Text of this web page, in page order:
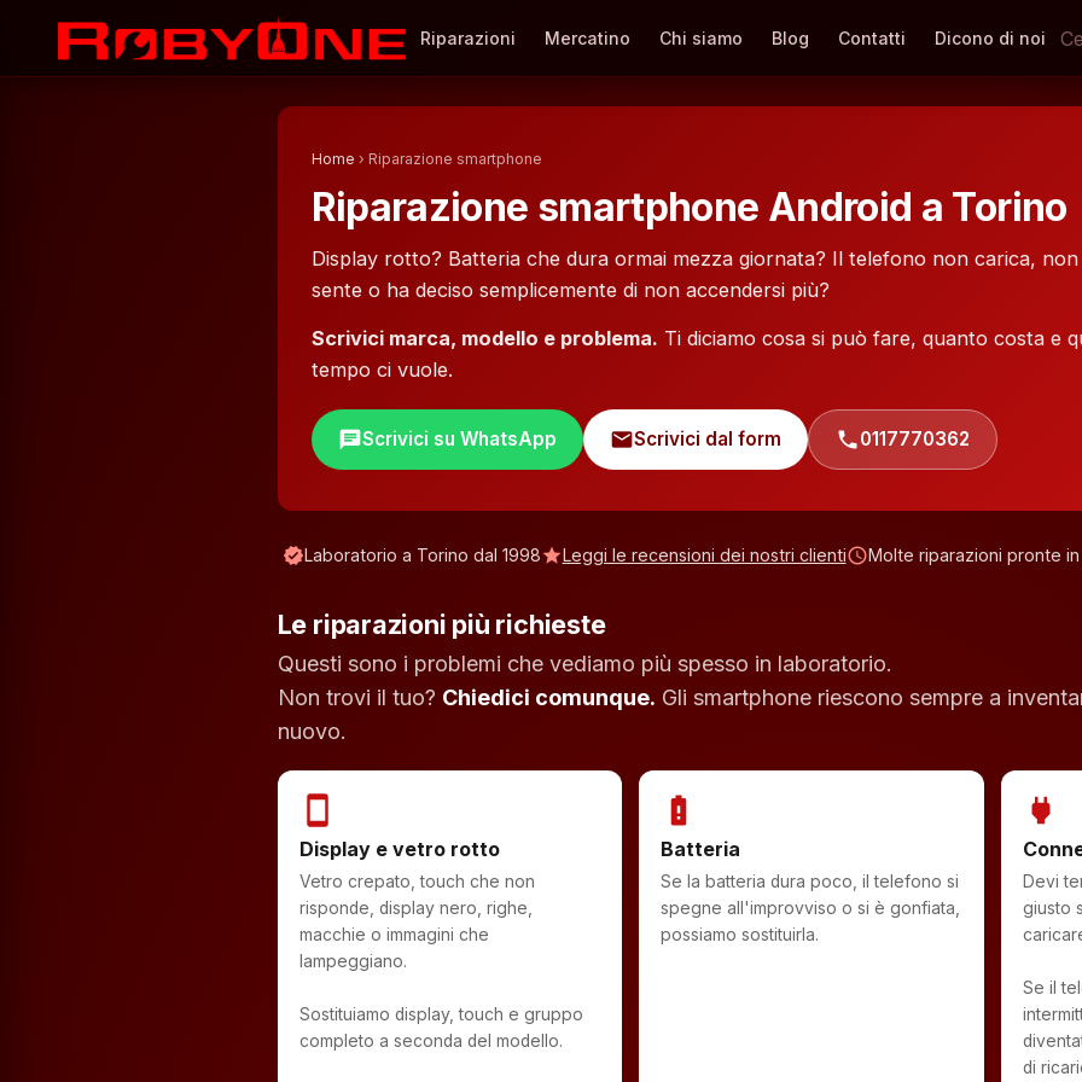
Riparazioni Mercatino Chi siamo Blog Contatti Dicono di noi
Home › Riparazione smartphone
Riparazione smartphone Android a Torino
Display rotto? Batteria che dura ormai mezza giornata? Il telefono non carica, non
sente o ha deciso semplicemente di non accendersi più?
Scrivici marca, modello e problema. Ti diciamo cosa si può fare, quanto costa e
tempo ci vuole.
chatScrivici su WhatsApp mailScrivici dal form phone0117770362
verifiedLaboratorio a Torino dal 1998starLeggi le recensioni dei nostri clientischeduleMolte riparazioni pronte
Le riparazioni più richieste
Questi sono i problemi che vediamo più spesso in laboratorio.
Non trovi il tuo? Chiedici comunque. Gli smartphone riescono sempre a
nuovo.
smartphone
Display e vetro rotto
Vetro crepato, touch che non
risponde, display nero, righe,
macchie o immagini che
lampeggiano.
Sostituiamo display, touch e gruppo
completo a seconda del modello.
battery_alert
Batteria
Se la batteria dura poco, il telefono si
spegne all'improvviso o si è gonfiata,
possiamo sostituirla.
power
Devi
giusto
Se il
di